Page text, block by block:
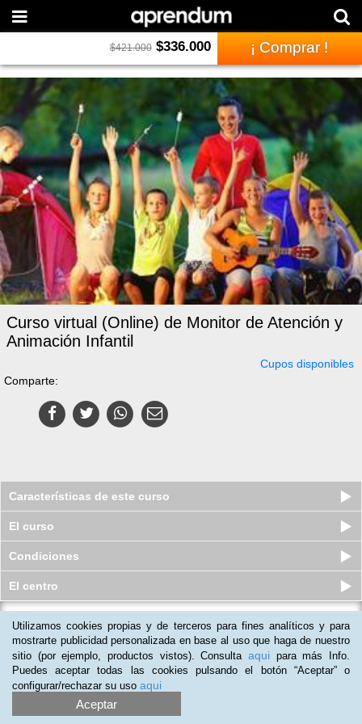
$421.000 $336.000 ¡ Comprar !
Curso virtual (Online) de Monitor de Atención y
Animación Infantil
Cupos disponibles
Comparte:
Características de este curso
El curso
Condiciones
El centro
Curso virtual (Online) de Monitor de
Talleres Infantiles
Cupos disponibles
$549.000 $379.000
Utilizamos cookies propias y de terceros para fines analíticos y para
mostrarte publicidad personalizada en base al uso que haga de nuestro
sitio (por ejemplo, productos vistos). Consulta aqui para más Info.
Puedes aceptar todas las cookies pulsando el botón “Aceptar” o
configurar/rechazar su uso aqui
Aceptar